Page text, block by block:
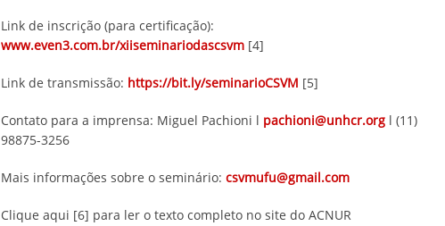
Link de inscrição (para certificação):
www.even3.com.br/xiiseminariodascsvm [4]
Link de transmissão: https://bit.ly/seminarioCSVM [5]
Contato para a imprensa: Miguel Pachioni l pachioni@unhcr.org l (11)
98875-3256
Mais informações sobre o seminário: csvmufu@gmail.com
Clique aqui [6] para ler o texto completo no site do ACNUR